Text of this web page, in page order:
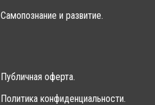
Самопознание и развитие.
Публичная оферта.
Политика конфиденциальности.